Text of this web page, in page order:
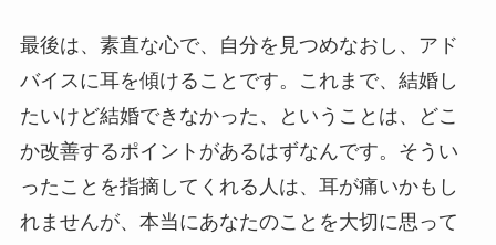
最後は、素直な心で、自分を見つめなおし、アド
バイスに耳を傾けることです。これまで、結婚し
たいけど結婚できなかった、ということは、どこ
か改善するポイントがあるはずなんです。そうい
ったことを指摘してくれる人は、耳が痛いかもし
れませんが、本当にあなたのことを大切に思って